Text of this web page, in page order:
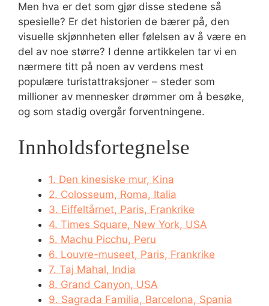
Men hva er det som gjør disse stedene så
spesielle? Er det historien de bærer på, den
visuelle skjønnheten eller følelsen av å være en
del av noe større? I denne artikkelen tar vi en
nærmere titt på noen av verdens mest
populære turistattraksjoner – steder som
millioner av mennesker drømmer om å besøke,
og som stadig overgår forventningene.
Innholdsfortegnelse
1. Den kinesiske mur, Kina
2. Colosseum, Roma, Italia
3. Eiffeltårnet, Paris, Frankrike
4. Times Square, New York, USA
5. Machu Picchu, Peru
6. Louvre-museet, Paris, Frankrike
7. Taj Mahal, India
8. Grand Canyon, USA
9. Sagrada Familia, Barcelona, Spania